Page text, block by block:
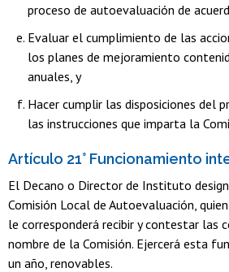
proceso de autoevaluación de
Evaluar el cumplimiento de las
los planes de mejoramiento
anuales, y
Hacer cumplir las disposiciones del
las instrucciones que imparta la
Artículo 21° Funcionamiento
El Decano o Director de Instituto
Comisión Local de Autoevaluación,
le corresponderá recibir y contestar las
nombre de la Comisión. Ejercerá esta
un año, renovables.